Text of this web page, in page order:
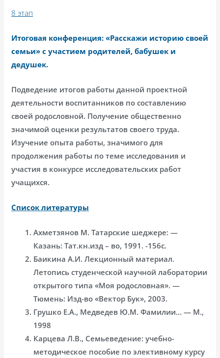
8 этап
Итоговая конференция: «Расскажи историю своей
семьи» с участием родителей, бабушек и
дедушек.
Подведение итогов работы данной проектной
деятельности воспитанников по составлению
своей родословной. Получение общественно
значимой оценки результатов своего труда.
Изучение опыта работы, значимого для
продолжения работы по теме исследования и
участия в конкурсе исследовательских работ
учащихся.
Список литературы
Ахметзянов М. Татарские шеджере: —
Казань: Тат.кн.изд – во, 1991. -156с.
Баикина А.И. Лекционный материал.
Летопись студенческой научной лаборатории
открытого типа «Моя родословная». —
Тюмень: Изд-во «Вектор Бук», 2003.
Грушко Е.А., Медведев Ю.М. Фамилии… — М.,
1998
Карцева Л.В., Семьеведение: учебно-
методическое пособие по элективному курсу